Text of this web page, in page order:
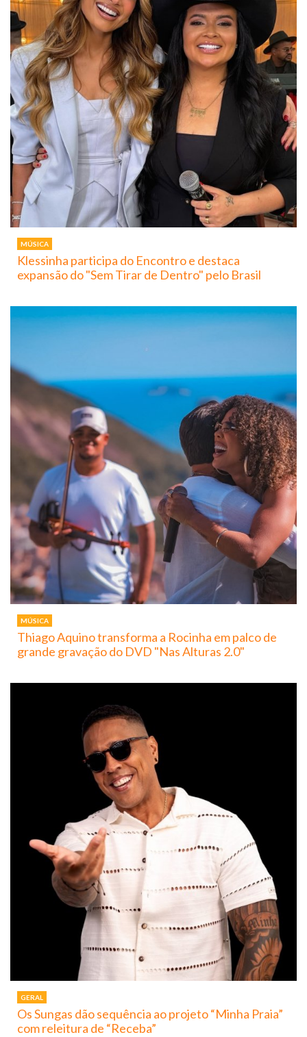
MÚSICA
Klessinha participa do Encontro e destaca
expansão do "Sem Tirar de Dentro" pelo Brasil
MÚSICA
Thiago Aquino transforma a Rocinha em palco de
grande gravação do DVD "Nas Alturas 2.0"
GERAL
Os Sungas dão sequência ao projeto “Minha Praia”
com releitura de “Receba”